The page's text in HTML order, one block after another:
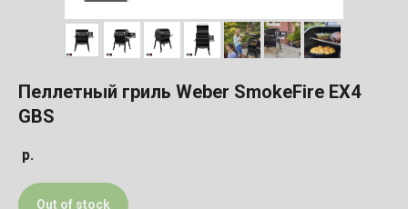
Пеллетный гриль Weber SmokeFire EX4
GBS
р.
Out of stock